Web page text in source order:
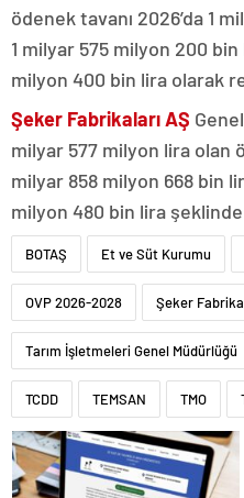
ödenek tavanı 2026’da 1
1 milyar 575 milyon 200 bin
milyon 400 bin lira olarak
Şeker Fabrikaları AŞ
milyar 577 milyon lira olan
milyar 858 milyon 668 bin
milyon 480 bin lira şeklinde
BOTAŞ Et ve Süt Kurumu
OVP 2026-2028 Şeker
Tarım İşletmeleri Genel Müdürlüğü
TCDD TEMSAN TMO